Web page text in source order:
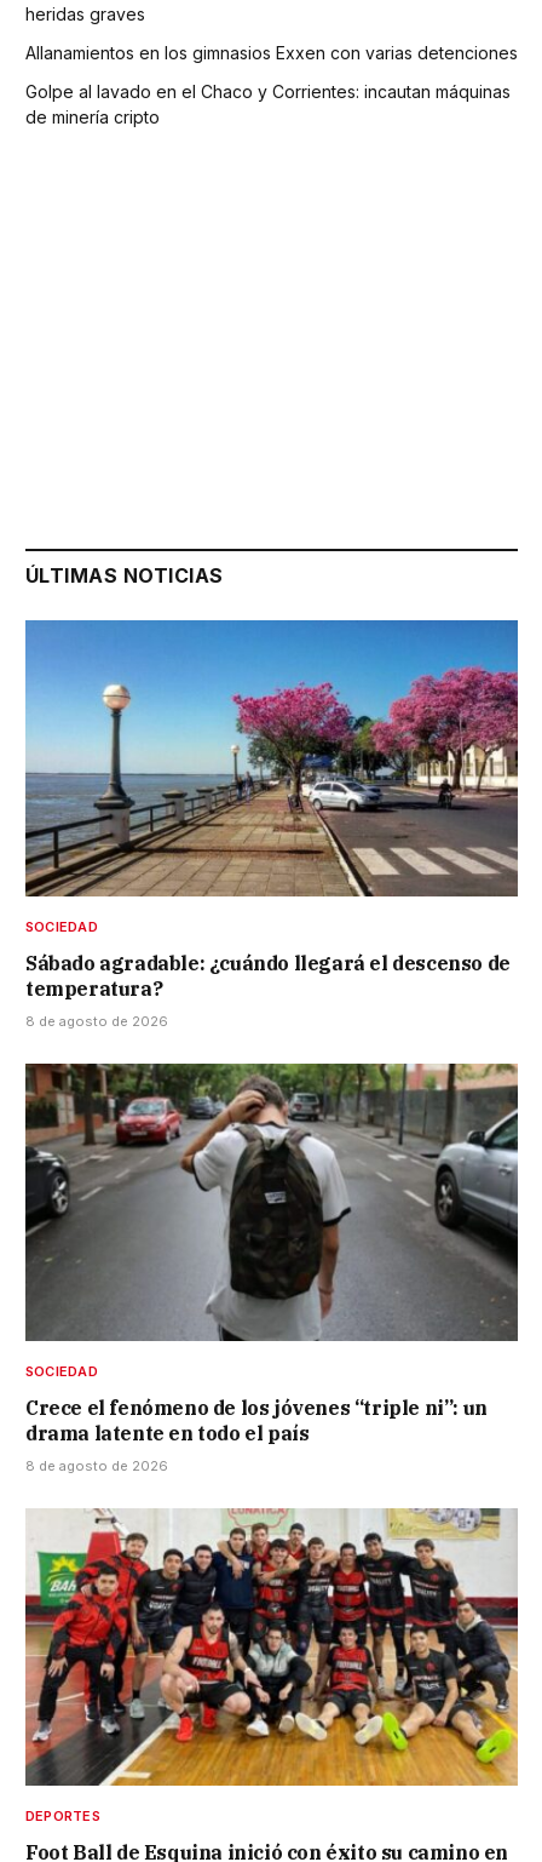
heridas graves
Allanamientos en los gimnasios Exxen con varias detenciones
Golpe al lavado en el Chaco y Corrientes: incautan máquinas
de minería cripto
ÚLTIMAS NOTICIAS
SOCIEDAD
Sábado agradable: ¿cuándo llegará el descenso de
temperatura?
8 de agosto de 2026
SOCIEDAD
Crece el fenómeno de los jóvenes “triple ni”: un
drama latente en todo el país
8 de agosto de 2026
DEPORTES
Foot Ball de Esquina inició con éxito su camino en